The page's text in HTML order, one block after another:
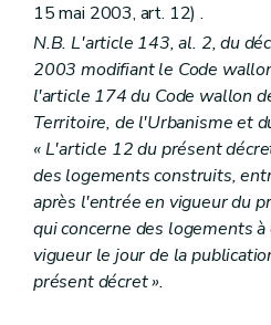
15 mai 2003, art. 12) .
N.B. L'article 143, al. 2, du
2003 modifiant le Code
l'article 174 du Code wallon
Territoire, de l'Urbanisme et
« L'article 12 du présent
des logements construits,
après l'entrée en vigueur du
qui concerne des logements
vigueur le jour de la
présent décret ».